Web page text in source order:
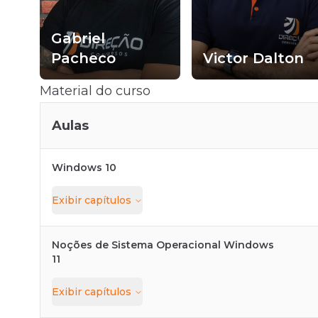
Gabriel
Pacheco
Victor Dalton
Material do curso
Aulas
Windows 10
Exibir capítulos
Noções de Sistema Operacional Windows
11
Exibir capítulos